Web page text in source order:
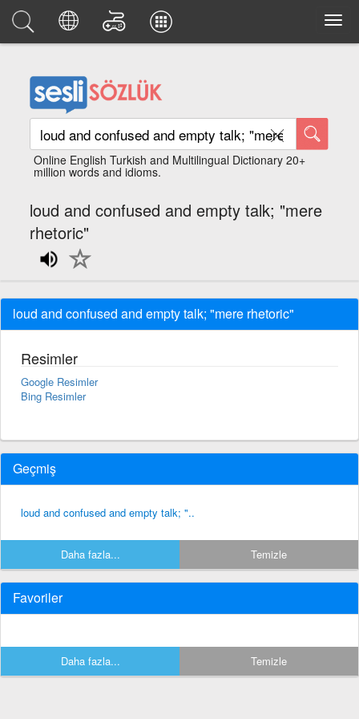
Online English Turkish and Multilingual Dictionary 20+
million words and idioms.
loud and confused and empty talk; "mere
rhetoric"
loud and confused and empty talk; "mere rhetoric"
Resimler
Google Resimler
Bing Resimler
Geçmiş
loud and confused and empty talk; "..
Daha fazla... Temizle
Favoriler
Daha fazla... Temizle